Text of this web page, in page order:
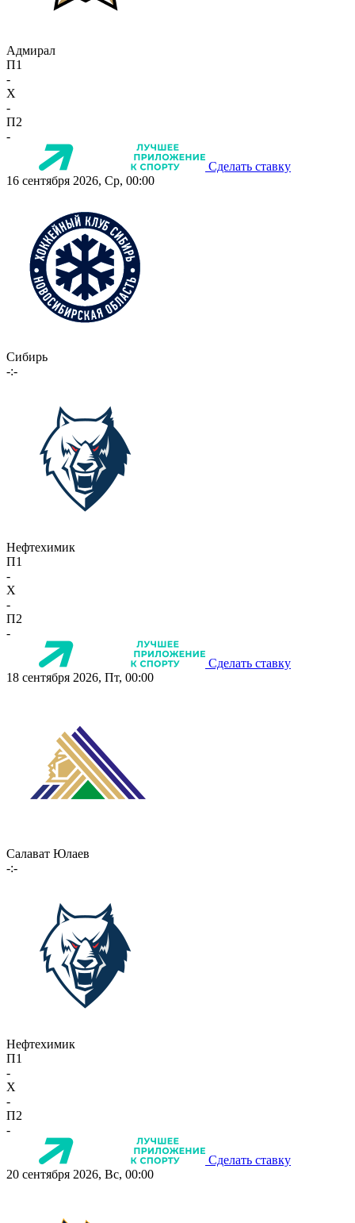
Адмирал
П1
-
X
-
П2
-
Сделать ставку
16 сентября 2026, Ср, 00:00
Сибирь
-:-
Нефтехимик
П1
-
X
-
П2
-
Сделать ставку
18 сентября 2026, Пт, 00:00
Салават Юлаев
-:-
Нефтехимик
П1
-
X
-
П2
-
Сделать ставку
20 сентября 2026, Вс, 00:00